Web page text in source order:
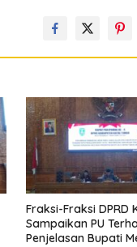
Fraksi-Fraksi DPRD
Sampaikan PU
Penjelasan Bupati